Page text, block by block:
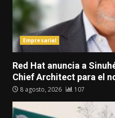
Empresarial
Red Hat anuncia a
Chief Architect para el
8 agosto, 2026 107